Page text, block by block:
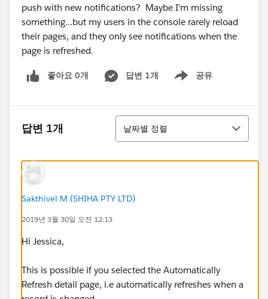
push with new notifications? Maybe I'm missing
something...but my users in the console rarely reload
their pages, and they only see notifications when the
page is refreshed.
좋아요 0개 답변 1개 공유
Show menu
답변 1개
정렬
날짜별 정렬
Sakthivel M (SHIHA PTY LTD)
2019년 3월 30일 오전 12:13
Hi Jessica,
This is possible if you selected the Automatically
Refresh detail page, i.e automatically refreshes when a